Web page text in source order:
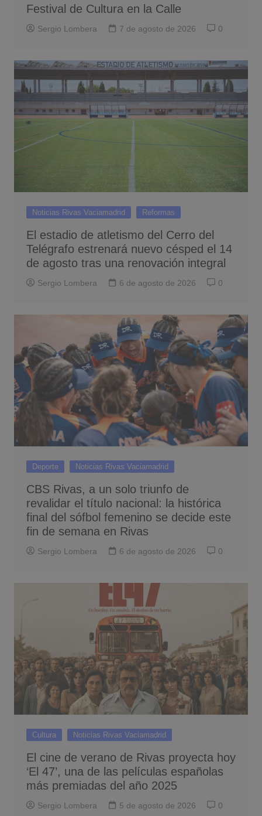
Festival de Cultura en la Calle
Sergio Lombera 7 de agosto de 2026 0
Noticias Rivas Vaciamadrid Reformas
El estadio de atletismo del Cerro del
Telégrafo estrenará nuevo césped el 14
de agosto tras una renovación integral
Sergio Lombera 6 de agosto de 2026 0
Deporte Noticias Rivas Vaciamadrid
CBS Rivas, a un solo triunfo de
revalidar el título nacional: la histórica
final del sófbol femenino se decide este
fin de semana en Rivas
Sergio Lombera 6 de agosto de 2026 0
Cultura Noticias Rivas Vaciamadrid
El cine de verano de Rivas proyecta hoy
‘El 47’, una de las películas españolas
más premiadas del año 2025
Sergio Lombera 5 de agosto de 2026 0